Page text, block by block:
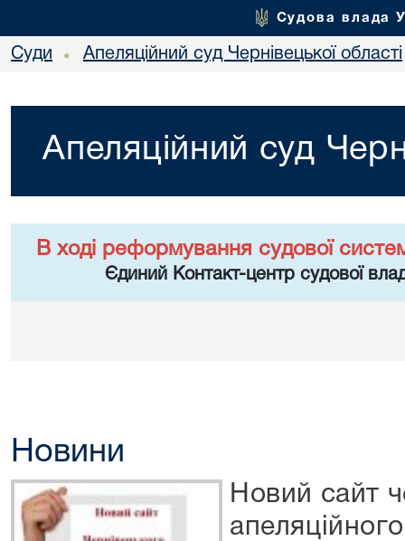
Судова влада
Суди • Апеляційний суд Чернівецької області
Апеляційний суд
В ході реформування судової
Єдиний Контакт-центр судової
Новини
Новий сайт